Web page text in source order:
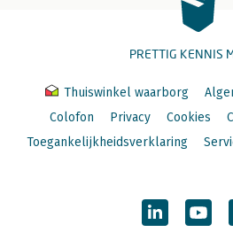
PRETTIG KENNIS
Thuiswinkel waarborg
Colofon
Privacy Cookies
Toegankelijkheidsverklaring